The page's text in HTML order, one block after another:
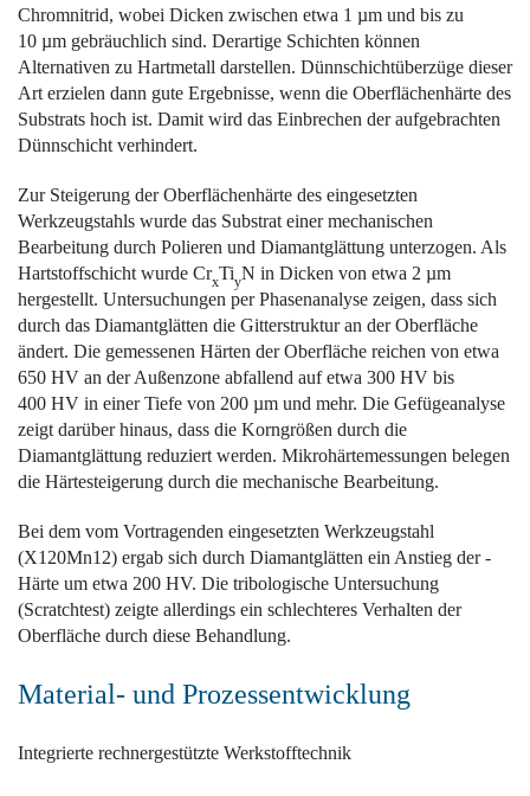
Chromnitrid, wobei Dicken zwischen etwa 1 µm und bis zu
10 µm gebräuchlich sind. Derartige Schichten können
Alternativen zu Hartmetall darstellen. Dünnschichtüberzüge dieser
Art erzielen dann gute Ergebnisse, wenn die Oberflächenhärte des
Substrats hoch ist. Damit wird das Einbrechen der aufgebrachten
Dünnschicht verhindert.
Zur Steigerung der Oberflächenhärte des eingesetzten
Werkzeugstahls wurde das Substrat einer mechanischen
Bearbeitung durch Polieren und Diamantglättung unterzogen. Als
Hartstoffschicht wurde CrxTiyN in Dicken von etwa 2 µm
hergestellt. Untersuchungen per Phasenanalyse zeigen, dass sich
durch das Diamantglätten die Gitterstruktur an der Oberfläche
ändert. Die gemessenen Härten der Oberfläche reichen von etwa
650 HV an der Außenzone abfallend auf etwa 300 HV bis
400 HV in einer Tiefe von 200 µm und mehr. Die Gefügeanalyse
zeigt darüber hinaus, dass die Korngrößen durch die
Diamantglättung reduziert werden. Mikrohärtemessungen belegen
die Härtesteigerung durch die mechanische Bearbeitung.
Bei dem vom Vortragenden ­eingesetzten Werkzeugstahl
(X120Mn12) ergab sich durch Diamantglätten ein Anstieg der ­
Härte um etwa 200 HV. Die tribologische Untersuchung
(Scratchtest) zeigte allerdings ein schlechteres Verhalten der
Oberfläche durch diese Behandlung.
Material- und Prozessentwicklung
Integrierte ­rechnergestützte Werkstofftechnik